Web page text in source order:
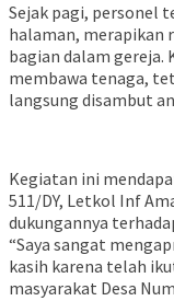
Sejak pagi, personel
halaman, merapikan
bagian dalam gereja.
membawa tenaga,
langsung disambut
Kegiatan ini
511/DY, Letkol Inf
dukungannya
“Saya sangat
kasih karena telah
masyarakat Desa